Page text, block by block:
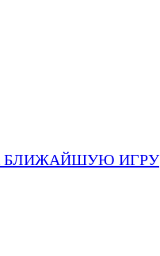
БЛИЖАЙШУЮ ИГРУ